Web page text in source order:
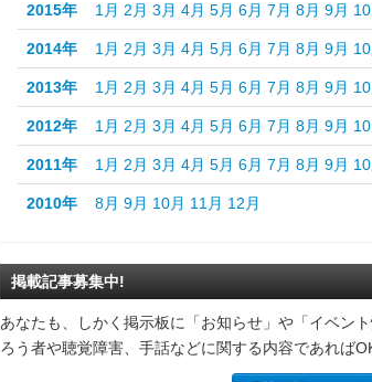
2015年 1月 2月 3月 4月 5月 6月 7月 8月 9月
2014年 1月 2月 3月 4月 5月 6月 7月 8月 9月
2013年 1月 2月 3月 4月 5月 6月 7月 8月 9月
2012年 1月 2月 3月 4月 5月 6月 7月 8月 9月
2011年 1月 2月 3月 4月 5月 6月 7月 8月 9月
2010年 8月 9月 10月 11月 12月
掲載記事募集中!
あなたも、しかく掲示板に「お知らせ」や「イベン
ろう者や聴覚障害、手話などに関する内容であれば